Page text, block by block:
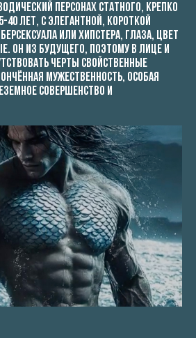
персонах статного, крепко
40 лет, с элегантной, короткой
или хипстера, глаза, цвет
Он из будущего, поэтому в лице и
черты свойственные
мужественность, особая
совершенство и